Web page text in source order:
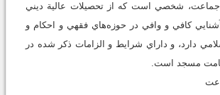
جماعت، شخصي است که از تحصيلات عالية ديني
كافي و وافي در حوزه‌هاي فقهي و احكام و
دارد، و داراي شرايط و الزامات ذکر شده در
مسجد است.